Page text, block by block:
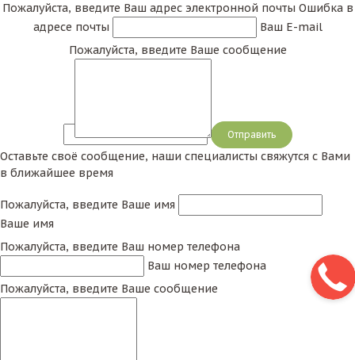
Пожалуйста, введите Ваш адрес электронной почты Ошибка в
адресе почты
Ваш E-mail
Пожалуйста, введите Ваше сообщение
Сообщение
Оставьте своё сообщение, наши специалисты свяжутся с Вами
в ближайшее время
Пожалуйста, введите Ваше имя
Ваше имя
Пожалуйста, введите Ваш номер телефона
Ваш номер телефона
Пожалуйста, введите Ваше сообщение